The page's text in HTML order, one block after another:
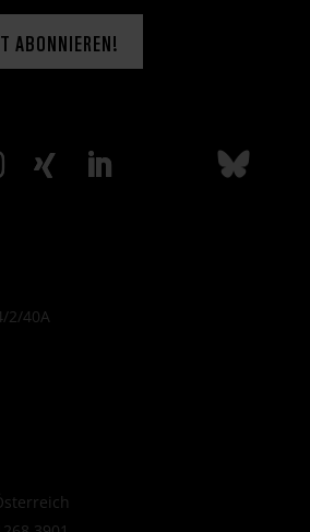
ABONNIEREN!
2/40A